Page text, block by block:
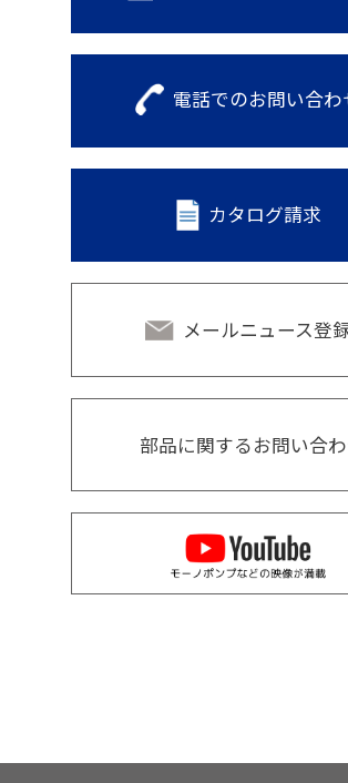
電話でのお問い合わ
カタログ請求
メールニュース登
部品に関するお問い合